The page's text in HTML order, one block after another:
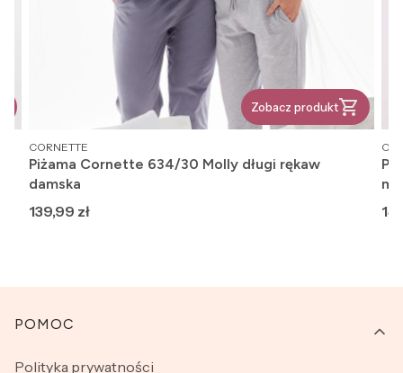
Zobacz produkt
PRODUCENT
CORNETTE
Piżama Cornette 634/30 Molly długi rękaw
damska
Cena
139,99 zł
Linki w stopce
POMOC
Polityka prywatności